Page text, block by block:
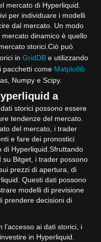
mercato di Hyperliquid.
per individuare i modelli
dal mercato. Un modo
dinamico è quello
storici. Ciò può
in GridDB e utilizzando
pacchetti come Matplotlib
Numpy e Scipy.
a
storici possono essere
tendenze del mercato.
del mercato, i trader
e fare dei pronostici
Hyperliquid. Sfruttando
su Bitget, i trader possono
prezzi di apertura, di
Questi dati possono
modelli di previsione
prendere decisioni di
l’accesso ai dati storici, i
in Hyperliquid.